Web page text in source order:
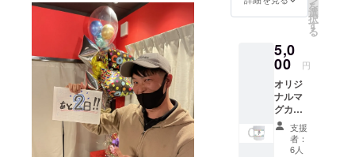
を
選
択
す
る
5,0
00 円
オリジ
ナルマ
グカッ
プ＆お
礼の
メール
支援
者：
6人